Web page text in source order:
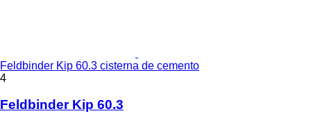
Feldbinder Kip 60.3 cisterna de cemento
4
Feldbinder Kip 60.3